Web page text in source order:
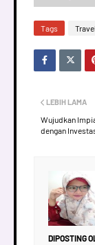
Tags
LEBIH LAMA
Wujudkan
dengan
DIPOSTING